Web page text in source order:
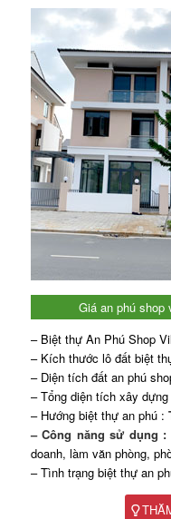
Giá an phú shop
– Biệt thự An Phú Shop
– Kích thước lô đất biệt
– Diện tích đất an phú
– Tổng diện tích xây
– Hướng biệt thự an phú :
– Công năng sử dụng :
doanh, làm văn phòng,
– Tình trạng biệt thự an